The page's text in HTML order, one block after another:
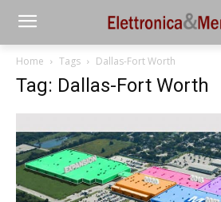
Home Tags Dallas-Fort Worth
Tag: Dallas-Fort Worth